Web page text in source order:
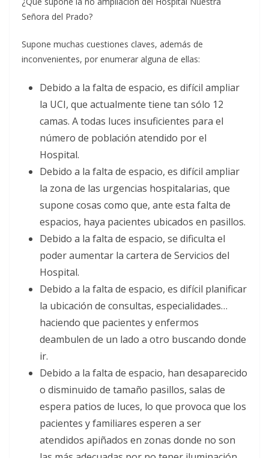
Señora del Prado?
Supone muchas cuestiones claves, además de
inconvenientes, por enumerar alguna de ellas:
Debido a la falta de espacio, es difícil ampliar
la UCI, que actualmente tiene tan sólo 12
camas. A todas luces insuficientes para el
número de población atendido por el
Hospital.
Debido a la falta de espacio, es difícil ampliar
la zona de las urgencias hospitalarias, que
supone cosas como que, ante esta falta de
espacios, haya pacientes ubicados en pasillos.
Debido a la falta de espacio, se dificulta el
poder aumentar la cartera de Servicios del
Hospital.
Debido a la falta de espacio, es difícil planificar
la ubicación de consultas, especialidades…
haciendo que pacientes y enfermos
deambulen de un lado a otro buscando donde
ir.
Debido a la falta de espacio, han desaparecido
o disminuido de tamaño pasillos, salas de
espera patios de luces, lo que provoca que los
pacientes y familiares esperen a ser
atendidos apiñados en zonas donde no son